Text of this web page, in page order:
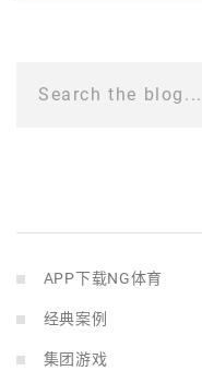
Search the blog...
APP下载NG体育
经典案例
集团游戏